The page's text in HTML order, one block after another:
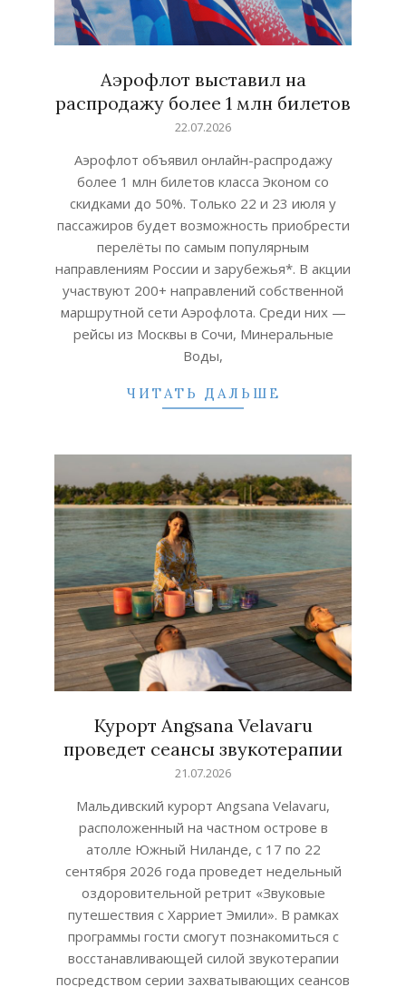
Аэрофлот выставил на
распродажу более 1 млн билетов
22.07.2026
Аэрофлот объявил онлайн-распродажу
более 1 млн билетов класса Эконом со
скидками до 50%. Только 22 и 23 июля у
пассажиров будет возможность приобрести
перелёты по самым популярным
направлениям России и зарубежья*. В акции
участвуют 200+ направлений собственной
маршрутной сети Аэрофлота. Среди них —
рейсы из Москвы в Сочи, Минеральные
Воды,
ЧИТАТЬ ДАЛЬШЕ
Курорт Angsana Velavaru
проведет сеансы звукотерапии
21.07.2026
Мальдивский курорт Angsana Velavaru,
расположенный на частном острове в
атолле Южный Ниланде, с 17 по 22
сентября 2026 года проведет недельный
оздоровительной ретрит «Звуковые
путешествия с Харриет Эмили». В рамках
программы гости смогут познакомиться с
восстанавливающей силой звукотерапии
посредством серии захватывающих сеансов